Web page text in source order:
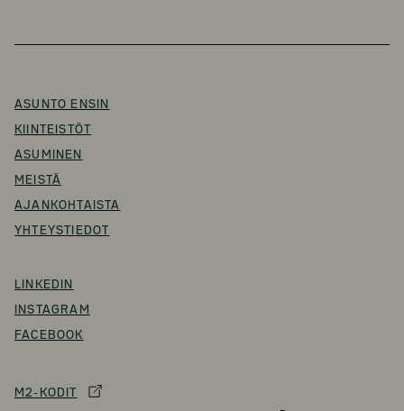
ASUNTO ENSIN
KIINTEISTÖT
ASUMINEN
MEISTÄ
AJANKOHTAISTA
YHTEYSTIEDOT
LINKEDIN
INSTAGRAM
FACEBOOK
M2-KODIT